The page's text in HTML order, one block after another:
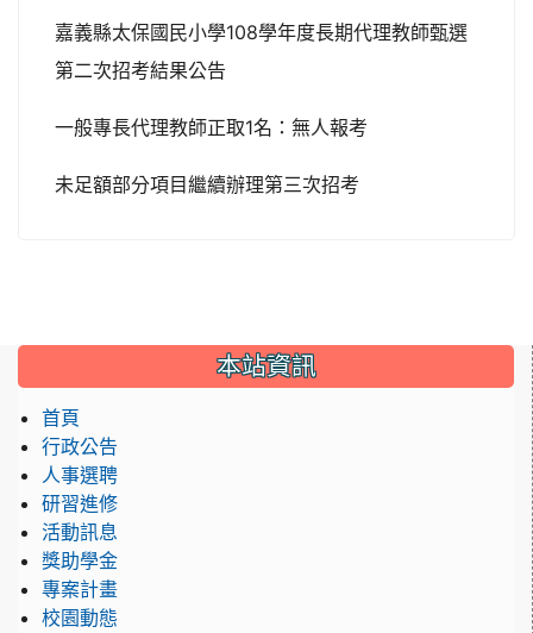
嘉義縣太保國民小學108學年度長期代理教師甄選
第二次招考結果公告
一般專長代理教師正取1名：無人報考
未足額部分項目繼續辦理第三次招考
本站資訊
首頁
行政公告
人事選聘
研習進修
活動訊息
獎助學金
專案計畫
校園動態